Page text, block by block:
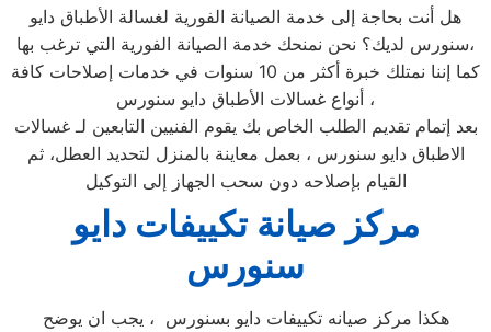
هل أنت بحاجة إلى خدمة الصيانة الفورية لغسالة الأطباق دايو
سنورس لديك؟ نحن نمنحك خدمة الصيانة الفورية التي ترغب بها،
كما إننا نمتلك خبرة أكثر من 10 سنوات في خدمات إصلاحات كافة
أنواع غسالات الأطباق دايو سنورس ،
بعد إتمام تقديم الطلب الخاص بك يقوم الفنيين التابعين لـ غسالات
الاطباق دايو سنورس ، بعمل معاينة بالمنزل لتحديد العطل، ثم
القيام بإصلاحه دون سحب الجهاز إلى التوكيل
مركز صيانة تكييفات دايو
سنورس
هكذا مركز صيانه تكييفات دايو بسنورس ، يجب ان يوضح